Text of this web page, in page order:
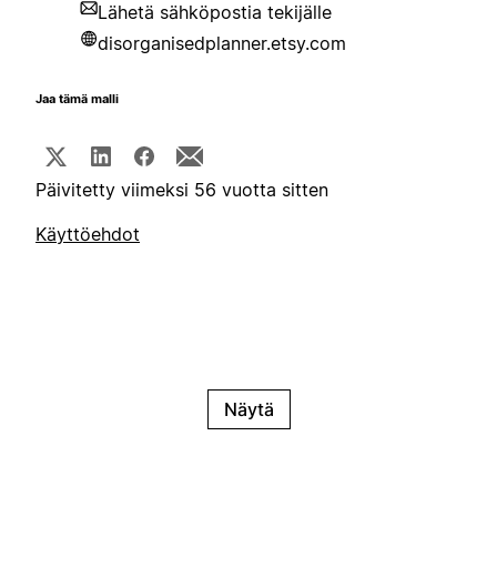
Lähetä sähköpostia tekijälle
disorganisedplanner.etsy.com
Jaa tämä malli
Päivitetty viimeksi 56 vuotta sitten
Käyttöehdot
Näytä